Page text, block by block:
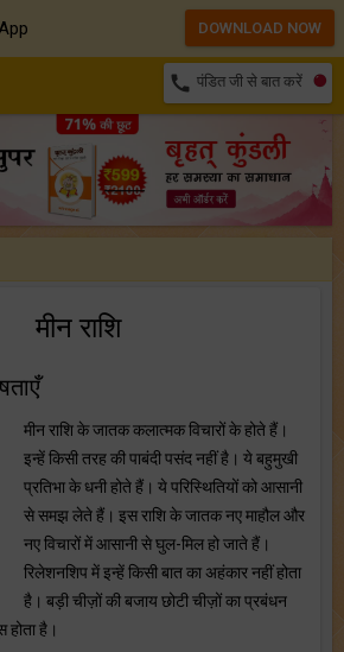
call पंडित जी से बात करें
मीन राशि
मीन राशि के जातक कलात्मक विचारों के होते हैं।
इन्हें किसी तरह की पाबंदी पसंद नहीं है। ये बहुमुखी
प्रतिभा के धनी होते हैं। ये परिस्थितियों को आसानी
से समझ लेते हैं। इस राशि के जातक नए माहौल और
नए विचारों में आसानी से घुल-मिल हो जाते हैं।
रिलेशनशिप में इन्हें किसी बात का अहंकार नहीं होता
है। बड़ी चीज़ों की बजाय छोटी चीज़ों का प्रबंधन
है।
DOWNLOAD NOW